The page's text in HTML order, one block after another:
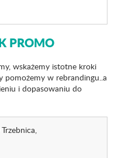
PROMO
wskażemy istotne kroki
w rebrandingu..a
i dopasowaniu do